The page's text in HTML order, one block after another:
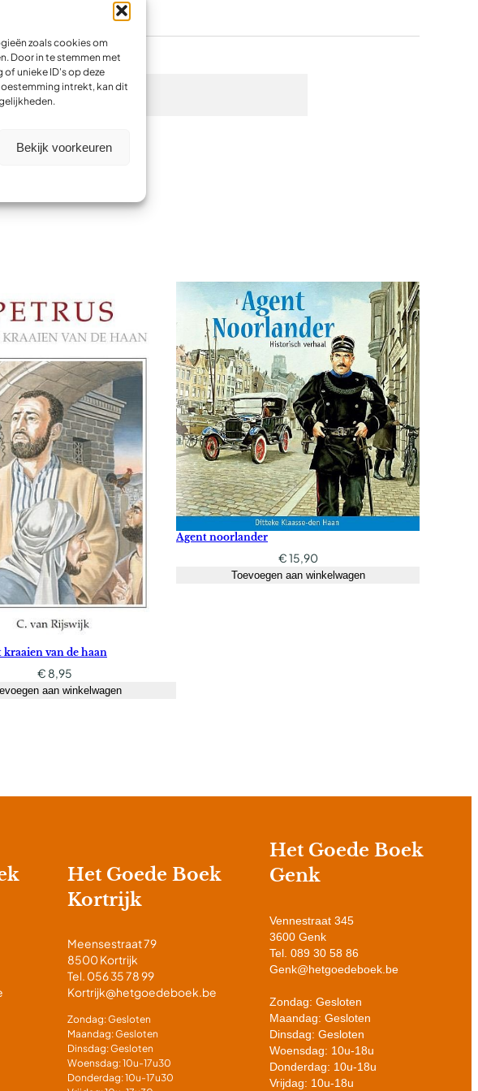
zoals cookies om
Door in te stemmen met
unieke ID's op deze
intrekt, kan dit
Bekijk voorkeuren
kraaien van de haan
€ 8,95
aan winkelwagen
Agent noorlander
€15,90
Toevoegen aan winkelwagen
Het Goede Boek
Kortrijk
Meensestraat 79
8500 Kortrijk
Tel. 056 35 78 99
Kortrijk@hetgoedeboek.be
Zondag: Gesloten
Maandag: Gesloten
Dinsdag: Gesloten
Woensdag: 10u-17u30
Donderdag: 10u-17u30
Het Goede Boek
Genk
Vennestraat 345
3600 Genk
Tel. 089 30 58 86
Genk@hetgoedeboek.be
Zondag: Gesloten
Maandag: Gesloten
Dinsdag: Gesloten
Woensdag: 10u-18u
Donderdag: 10u-18u
Vrijdag: 10u-18u